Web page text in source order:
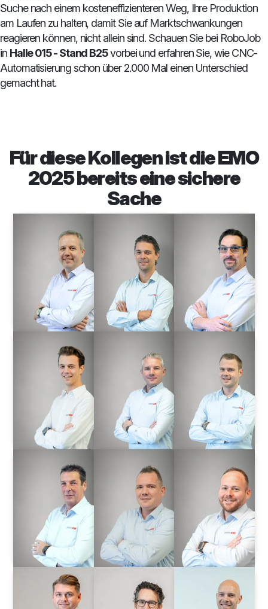
Suche nach einem kosteneffizienteren Weg, Ihre Produktion
am Laufen zu halten, damit Sie auf Marktschwankungen
reagieren können, nicht allein sind. Schauen Sie bei RoboJob
in Halle 015 - Stand B25vorbei und erfahren Sie, wie CNC-
Automatisierung schon über 2.000 Mal einen Unterschied
gemacht hat.
Für diese Kollegen ist die EMO
2025 bereits eine sichere
Sache